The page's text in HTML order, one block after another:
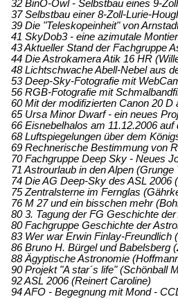
32 BinO-Owl - Selbstbau eines 9-
37 Selbstbau einer 8-Zoll-Lurie-
39 Die "Teleskopeinheit" von
41 SkyDob3 - eine azimutale
43 Aktueller Stand der Fachgruppe
44 Die Astrokamera Atik 16 HR
48 Lichtschwache Abell-Nebel aus
53 Deep-Sky-Fotografie mit
56 RGB-Fotografie mit
60 Mit der modifizierten Canon 20
65 Ursa Minor Dwarf - ein neues
66 Eisnebelhalos am 11.12.2006
68 Luftspiegelungen über dem
69 Rechnerische Bestimmung von
70 Fachgruppe Deep Sky - Neues
71 Astrourlaub in den Alpen (Grunge
74 Die AG Deep-Sky des ASL 2006
75 Zentralsterne im Fernglas
76 M 27 und ein bisschen mehr
80 3. Tagung der FG Geschichte
80 Fachgruppe Geschichte der
83 Wer war Erwin Finlay-Freundlich
86 Bruno H. Bürgel und Babelsberg
88 Ägyptische Astronomie
90 Projekt "A star´s life" (Schönball
92 ASL 2006 (Reinert Caroline)
94 AFO - Begegnung mit Mond -